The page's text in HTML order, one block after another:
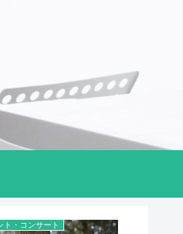
ト・コンサート